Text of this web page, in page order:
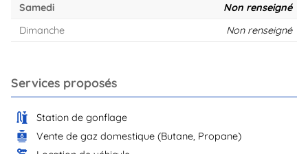
Samedi
Non renseigné
Dimanche
Non renseigné
Services proposés
Station de gonflage
Vente de gaz domestique (Butane, Propane)